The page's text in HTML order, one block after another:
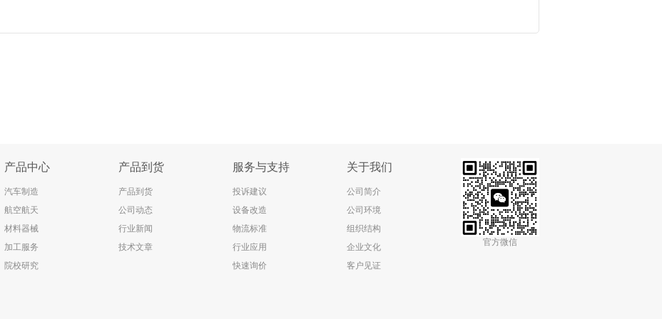
产品中心
汽车制造
航空航天
材料器械
加工服务
院校研究
产品到货
产品到货
公司动态
行业新闻
技术文章
服务与支持
投诉建议
设备改造
物流标准
行业应用
快速询价
关于我们
公司简介
公司环境
组织结构
企业文化
客户见证
官方微信